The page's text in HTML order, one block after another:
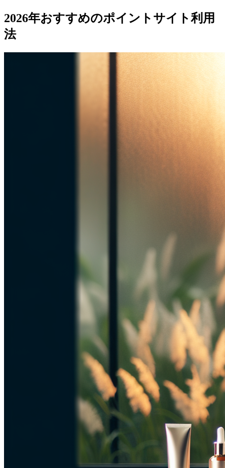
2026年おすすめのポイントサイト利用
法